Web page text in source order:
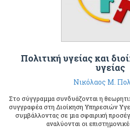
Πολιτική υγείας και
υγείας
Νικόλαος Μ.
Στο σύγγραμμα συνδυάζονται η
συγγραφέα στη Διοίκηση Υπηρεσιών
συμβάλλοντας σε μια σφαιρική
αναλύονται οι